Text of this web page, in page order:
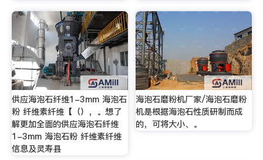
供应海泡石纤维1-3mm 海泡石
粉 纤维素纤维【（），。想了
解更加全面的供应海泡石纤维
1-3mm 海泡石粉 纤维素纤维
信息及灵寿县
海泡石磨粉机厂家/海泡石磨粉
机是根据海泡石性质研制而成
的，可将大小、。